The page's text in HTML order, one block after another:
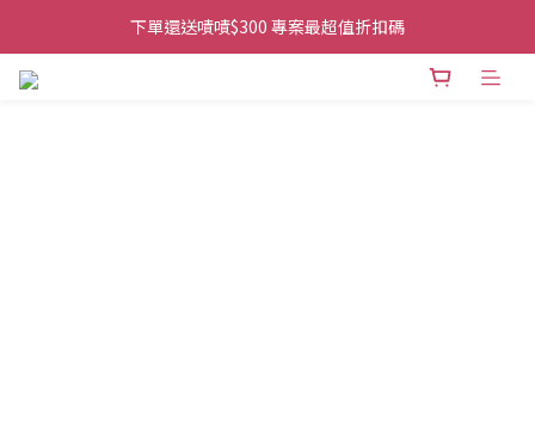
👉首次加入官方line送$200折價卷👈
下單還送嘖嘖$300 專案最超值折扣碼